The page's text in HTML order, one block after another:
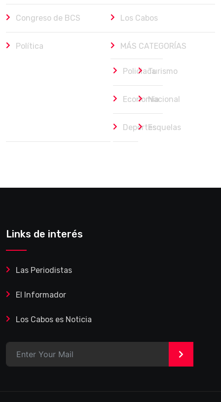
Congreso de BCS Los Cabos
Política MÁS CATEGORÍAS
PoliciacaTurismo
EconomíaNacional
DeportesEsquelas
Links de interés
Las Periodistas
El Informador
Los Cabos es Noticia
>